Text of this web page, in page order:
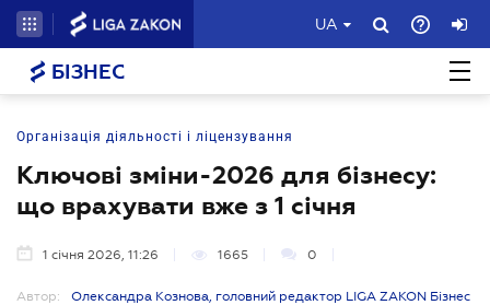
UA
БІЗНЕС
Організація діяльності і ліцензування
Ключові зміни-2026 для бізнесу:
що врахувати вже з 1 січня
1 січня 2026, 11:26 1665 0
Автор: Олександра Кознова, головний редактор LIGA ZAKON Бізнес